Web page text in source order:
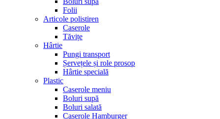
Folii
Articole polistiren
Caserole
Tăvițe
Hârtie
Pungi transport
Șervețele și role prosop
Hârtie specială
Plastic
Caserole meniu
Boluri supă
Boluri salată
Caserole Hamburger